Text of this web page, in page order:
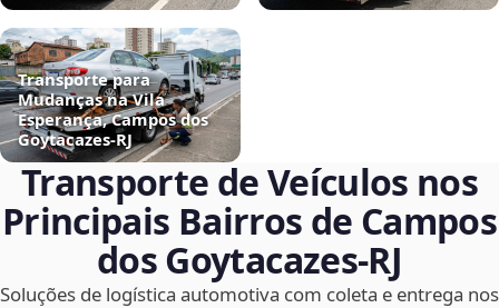
Transporte para
Mudanças na Vila
Esperança, Campos dos
Goytacazes‑RJ
Transporte de Veículos nos
Principais Bairros de Campos
dos Goytacazes‑RJ
Soluções de logística automotiva com coleta e entrega nos